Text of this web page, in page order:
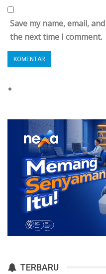
Save my name, email,
the next time I comment.
TERBARU